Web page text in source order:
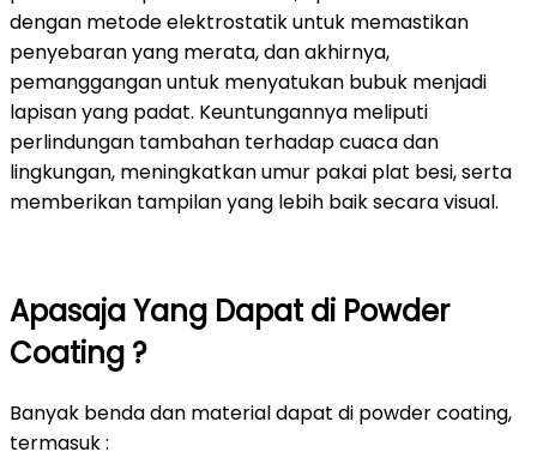
dengan metode elektrostatik untuk memastikan
penyebaran yang merata, dan akhirnya,
pemanggangan untuk menyatukan bubuk menjadi
lapisan yang padat. Keuntungannya meliputi
perlindungan tambahan terhadap cuaca dan
lingkungan, meningkatkan umur pakai plat besi, serta
memberikan tampilan yang lebih baik secara visual.
Apasaja Yang Dapat di Powder
Coating ?
Banyak benda dan material dapat di powder coating,
termasuk :